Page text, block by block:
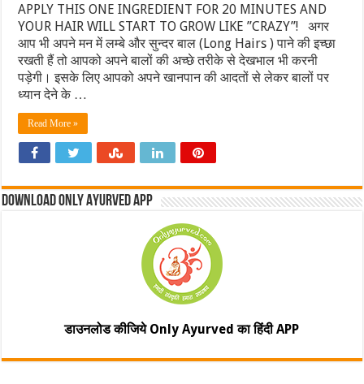
APPLY THIS ONE INGREDIENT FOR 20 MINUTES AND
YOUR HAIR WILL START TO GROW LIKE ”CRAZY”! अगर
आप भी अपने मन में लम्बे और सुन्दर बाल (Long Hairs ) पाने की इच्छा
रखती हैं तो आपको अपने बालों की अच्छे तरीके से देखभाल भी करनी
पड़ेगी। इसके लिए आपको अपने खानपान की आदतों से लेकर बालों पर
ध्यान देने के …
Read More »
Download Only Ayurved App
डाउनलोड कीजिये Only Ayurved का हिंदी APP